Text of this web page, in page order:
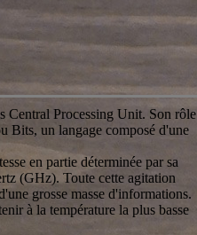
Central Processing Unit. Son rôle
Bits, un langage composé d'une
en partie déterminée par sa
(GHz). Toute cette agitation
grosse masse d'informations.
à la température la plus basse